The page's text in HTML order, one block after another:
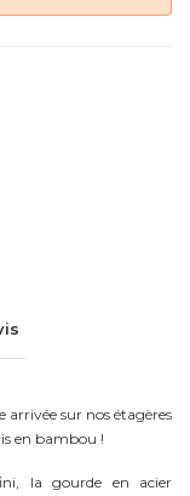
arrivée sur nos étagères
en bambou !
la gourde en acier